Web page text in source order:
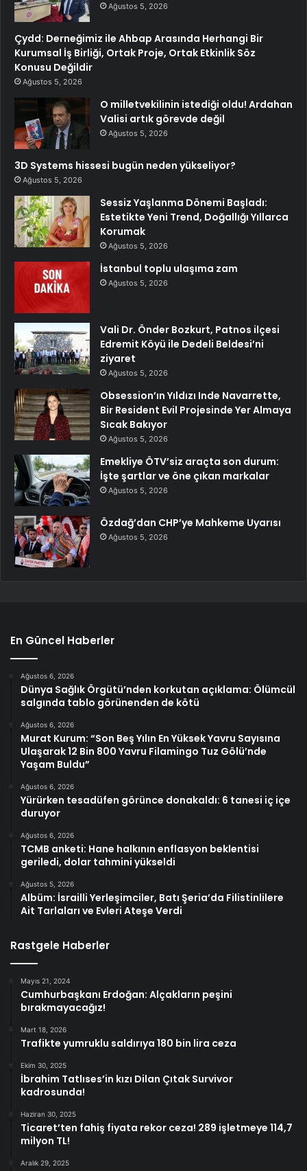
Ağustos 5, 2026
Çydd: Derneğimiz ile Ahbap Arasında Herhangi Bir
Kurumsal İş Birliği, Ortak Proje, Ortak Etkinlik Söz
Konusu Değildir
Ağustos 5, 2026
O milletvekilinin istediği oldu! Ardahan
Valisi artık görevde değil
Ağustos 5, 2026
3D Systems hissesi bugün neden yükseliyor?
Ağustos 5, 2026
Sessiz Yaşlanma Dönemi Başladı:
Estetikte Yeni Trend, Doğallığı Yıllarca
Korumak
Ağustos 5, 2026
İstanbul toplu ulaşıma zam
Ağustos 5, 2026
Vali Dr. Önder Bozkurt, Patnos ilçesi
Edremit Köyü ile Dedeli Beldesi’ni
ziyaret
Ağustos 5, 2026
Obsession’ın Yıldızı Inde Navarrette,
Bir Resident Evil Projesinde Yer Almaya
Sıcak Bakıyor
Ağustos 5, 2026
Emekliye ÖTV’siz araçta son durum:
İşte şartlar ve öne çıkan markalar
Ağustos 5, 2026
Özdağ’dan CHP’ye Mahkeme Uyarısı
Ağustos 5, 2026
En Güncel Haberler
Ağustos 6, 2026
Dünya Sağlık Örgütü’nden korkutan açıklama: Ölümcül
salgında tablo görünenden de kötü
Ağustos 6, 2026
Murat Kurum: “Son Beş Yılın En Yüksek Yavru Sayısına
Ulaşarak 12 Bin 800 Yavru Filamingo Tuz Gölü’nde
Yaşam Buldu”
Ağustos 6, 2026
Yürürken tesadüfen görünce donakaldı: 6 tanesi iç içe
duruyor
Ağustos 6, 2026
TCMB anketi: Hane halkının enflasyon beklentisi
geriledi, dolar tahmini yükseldi
Ağustos 5, 2026
Albüm: İsrailli Yerleşimciler, Batı Şeria’da Filistinlilere
Ait Tarlaları ve Evleri Ateşe Verdi
Rastgele Haberler
Mayıs 21, 2024
Cumhurbaşkanı Erdoğan: Alçakların peşini
bırakmayacağız!
Mart 18, 2026
Trafikte yumruklu saldırıya 180 bin lira ceza
Ekim 30, 2025
İbrahim Tatlıses’in kızı Dilan Çıtak Survivor
kadrosunda!
Haziran 30, 2025
Ticaret’ten fahiş fiyata rekor ceza! 289 işletmeye 114,7
milyon TL!
Aralık 29, 2025